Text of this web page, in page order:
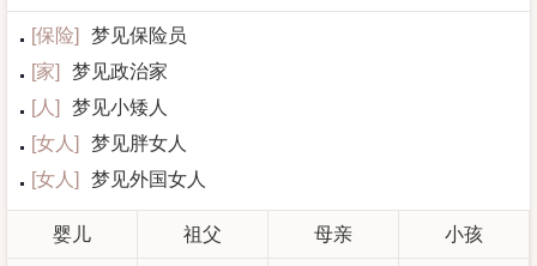
[保险]
梦见保险员
[家]
梦见政治家
[人 ]
梦见小矮人
[女人 ]
梦见胖女人
[女人 ] 梦见外国女人
婴儿 祖父 母亲 小孩